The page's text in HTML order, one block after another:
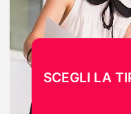
SCEGLI LA